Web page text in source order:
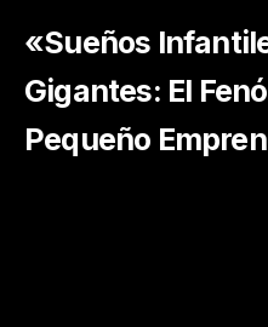
«Sueños
Gigantes: El
Pequeño